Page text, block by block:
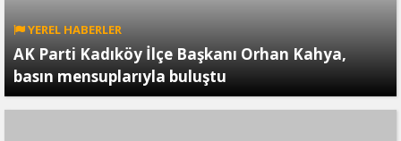
YEREL HABERLER
AK Parti Kadıköy İlçe Başkanı Orhan Kahya,
basın mensuplarıyla buluştu